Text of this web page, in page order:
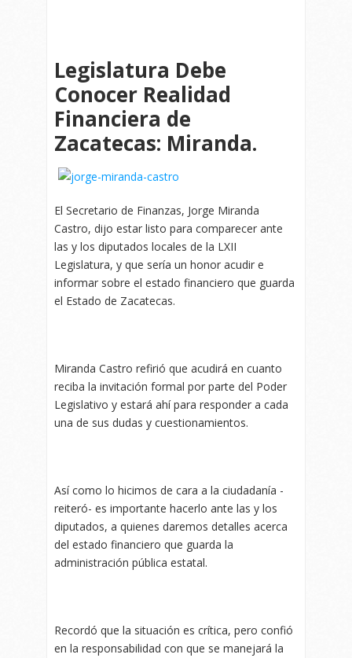
Legislatura Debe
Conocer Realidad
Financiera de
Zacatecas: Miranda.
El Secretario de Finanzas, Jorge Miranda
Castro, dijo estar listo para comparecer ante
las y los diputados locales de la LXII
Legislatura, y que sería un honor acudir e
informar sobre el estado financiero que guarda
el Estado de Zacatecas.
Miranda Castro refirió que acudirá en cuanto
reciba la invitación formal por parte del Poder
Legislativo y estará ahí para responder a cada
una de sus dudas y cuestionamientos.
Así como lo hicimos de cara a la ciudadanía -
reiteró- es importante hacerlo ante las y los
diputados, a quienes daremos detalles acerca
del estado financiero que guarda la
administración pública estatal.
Recordó que la situación es crítica, pero confió
en la responsabilidad con que se manejará la